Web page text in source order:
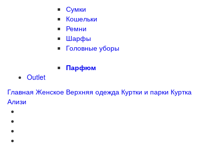
Сумки
Кошельки
Ремни
Шарфы
Головные уборы
Парфюм
Outlet
Главная Женское Верхняя одежда Куртки и парки Куртка
Ализи